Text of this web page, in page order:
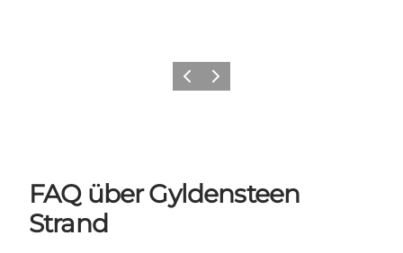
Vorherige Folie
Nächste Folie
FAQ über Gyldensteen
Strand